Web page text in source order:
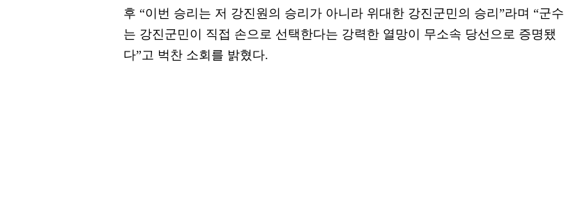
후 “이번 승리는 저 강진원의 승리가 아니라 위대한 강진군민의 승리”라며 “군수
는 강진군민이 직접 손으로 선택한다는 강력한 열망이 무소속 당선으로 증명됐
다”고 벅찬 소회를 밝혔다.